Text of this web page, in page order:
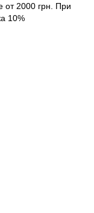
от 2000 грн. При
10%